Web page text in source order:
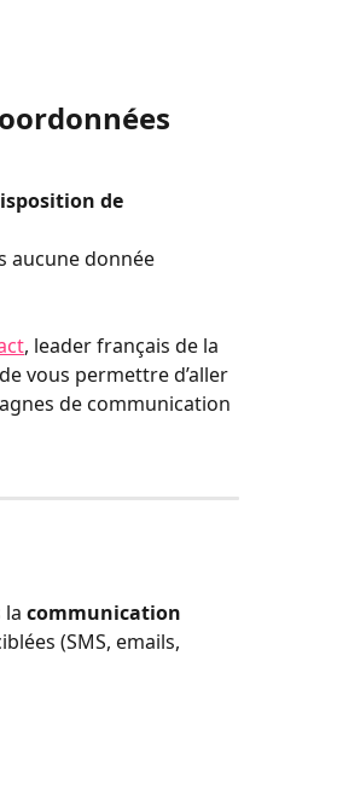
de
aucune donnée
, leader français de la
vous permettre d’aller
de communication
la communication
(SMS, emails,